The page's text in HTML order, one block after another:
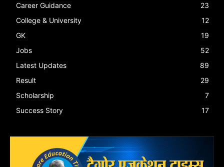
Career Guidance
23
College & University
12
GK
19
Jobs
52
Latest Updates
89
Result
29
Scholarship
7
Success Story
17